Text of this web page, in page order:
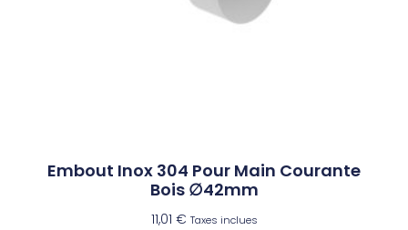
Embout Inox 304 Pour Main Courante
Bois ∅42mm
11,01 € Taxes inclues